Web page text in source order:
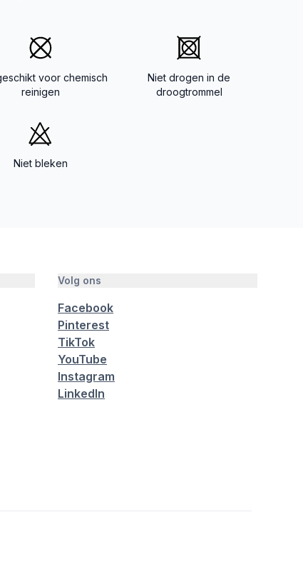
voor chemisch
reinigen
Niet drogen in de
droogtrommel
Niet bleken
Volg ons
Facebook
Pinterest
TikTok
YouTube
Instagram
LinkedIn